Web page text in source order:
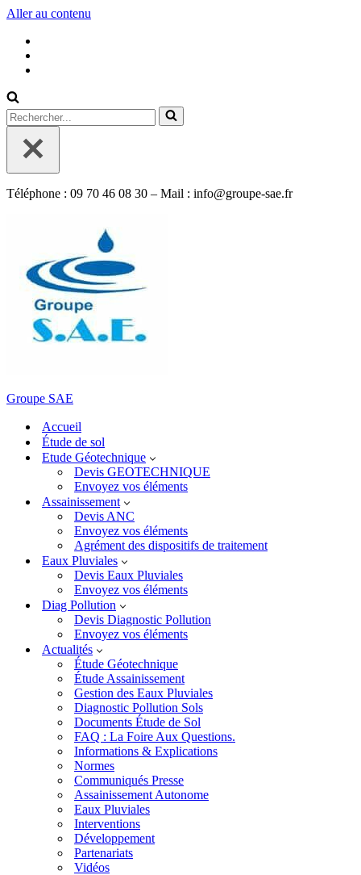
Aller au contenu
Rechercher...
Téléphone : 09 70 46 08 30 – Mail : info@groupe-sae.fr
Groupe SAE
Accueil
Étude de sol
Etude Géotechnique
Devis GEOTECHNIQUE
Envoyez vos éléments
Assainissement
Devis ANC
Envoyez vos éléments
Agrément des dispositifs de traitement
Eaux Pluviales
Devis Eaux Pluviales
Envoyez vos éléments
Diag Pollution
Devis Diagnostic Pollution
Envoyez vos éléments
Actualités
Étude Géotechnique
Étude Assainissement
Gestion des Eaux Pluviales
Diagnostic Pollution Sols
Documents Étude de Sol
FAQ : La Foire Aux Questions.
Informations & Explications
Normes
Communiqués Presse
Assainissement Autonome
Eaux Pluviales
Interventions
Développement
Partenariats
Vidéos